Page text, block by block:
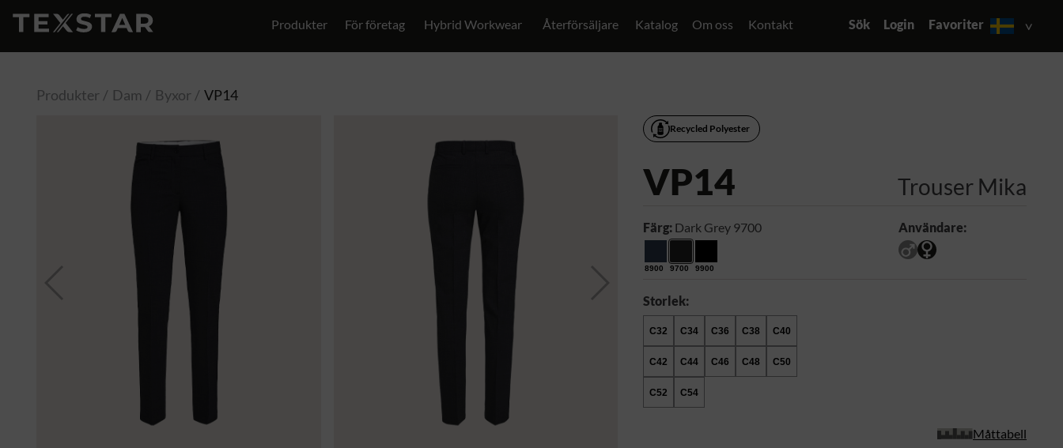
Produkter För företag Hybrid Workwear Återförsäljare Katalog Om oss Kontakt Sök Login Favoriter
Produkter Dam Byxor VP14
Recycled Polyester
VP14 Trouser Mika
Färg: Dark Grey 9700
8900 9700 9900
Användare:
Storlek:
C32 C34 C36 C38 C40
C42 C44 C46 C48 C50
C52 C54
Måttabell